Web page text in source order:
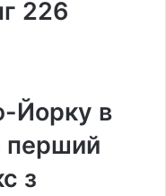
226
Йорку в
перший
з